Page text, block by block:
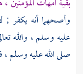
وأصحهما أنه يكفر ;
عليه وسلم ، والله
صلى الله عليه وسلم